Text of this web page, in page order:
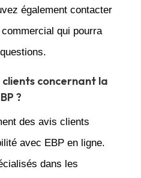
également contacter
qui pourra
clients concernant la
?
des avis clients
avec EBP en ligne.
dans les